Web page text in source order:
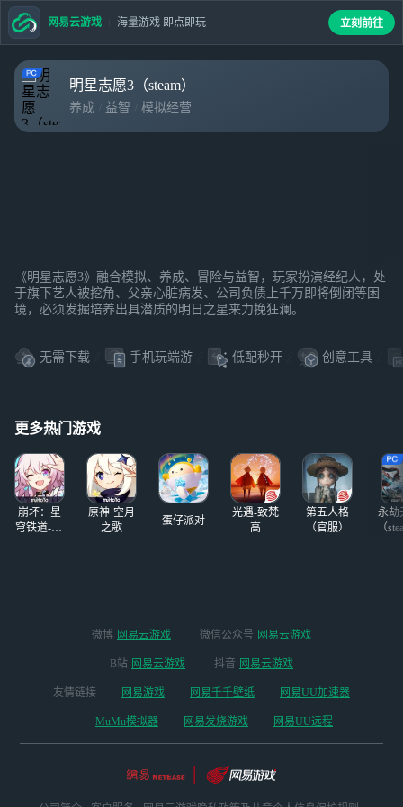
明星志愿3（steam）
养成 益智 模拟经营
《明星志愿3》融合模拟、养成、冒险与益智，玩家扮演经纪人，处
于旗下艺人被挖角、父亲心脏病发、公司负债上千万即将倒闭等困
境，必须发掘培养出具潜质的明日之星来力挽狂澜。
无需下载 手机玩端游 低配秒开 创意工具
更多热门游戏
崩坏：星
穹铁道-4.4
原神·空月
之歌
蛋仔派对
光遇-致梵
高
第五人格
（官服）
永劫
（
网易云游戏 海量游戏 即点即玩 立刻前往
微博 网易云游戏 微信公众号 网易云游戏
B站 网易云游戏 抖音 网易云游戏
友情链接 网易游戏 网易千千壁纸 网易UU加速器
MuMu模拟器 网易发烧游戏 网易UU远程